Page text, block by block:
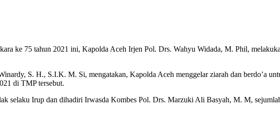
ke 75 tahun 2021 ini, Kapolda Aceh Irjen Pol. Drs. Wahyu Widada, M. Phil,
S. H., S.I.K. M. Si, mengatakan, Kapolda Aceh menggelar ziarah dan berdo’a
di TMP tersebut.
selaku Irup dan dihadiri Irwasda Kombes Pol. Drs. Marzuki Ali Basyah, M. M,